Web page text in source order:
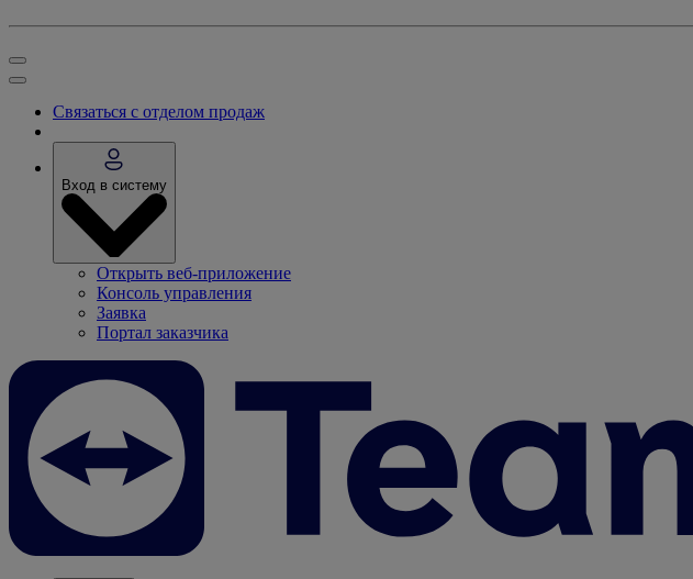
Связаться с отделом продаж
Вход в систему
Открыть веб-приложение
Консоль управления
Заявка
Портал заказчика